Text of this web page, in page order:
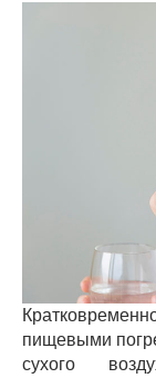
пищевыми
сухого